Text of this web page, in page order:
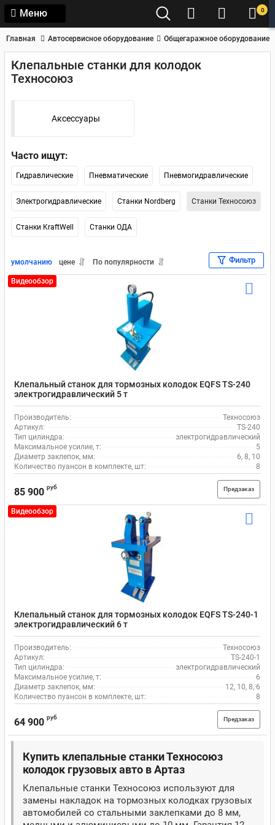
Меню 0
Главная Автосервисное оборудование Общегаражное оборудование
Клепальные станки для колодок
Техносоюз
Аксессуары
Часто ищут:
Гидравлические Пневматические Пневмогидравлические
Электрогидравлические Станки Nordberg Станки Техносоюз
Станки KraftWell Станки ОДА
умолчанию цене По популярности Фильтр
Видеообзор
Клепальный станок для тормозных колодок EQFS ТS-240
электрогидравлический 5 т
Производитель:
Техносоюз
Артикул:
TS-240
Тип цилиндра:
электрогидравлический
Максимальное усилие, т:
5
Диаметр заклепок, мм:
6, 8, 10
Количество пуансон в комплекте, шт:
8
85 900 руб Предзаказ
Видеообзор
Клепальный станок для тормозных колодок EQFS ТS-240-1
электрогидравлический 6 т
Производитель:
Техносоюз
Артикул:
ТS-240-1
Тип цилиндра:
электрогидравлический
Максимальное усилие, т:
6
Диаметр заклепок, мм:
12, 10, 8, 6
Количество пуансон в комплекте, шт:
8
64 900 руб Предзаказ
Купить клепальные станки Техносоюз
колодок грузовых авто в Артаз
Клепальные станки Техносоюз используют для
замены накладок на тормозных колодках грузовых
автомобилей со стальными заклепками до 8 мм,